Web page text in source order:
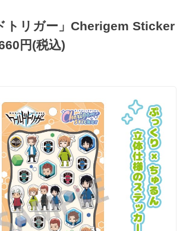
トリガー」Cherigem Sticker
円(税込)